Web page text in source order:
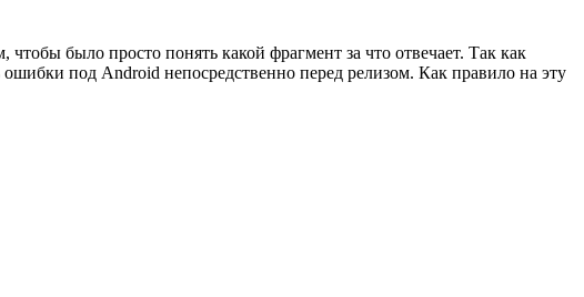
было просто понять какой фрагмент за что отвечает. Так как
под Android непосредственно перед релизом. Как правило на эту